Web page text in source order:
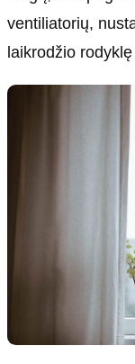
ventiliatorių,
laikrodžio